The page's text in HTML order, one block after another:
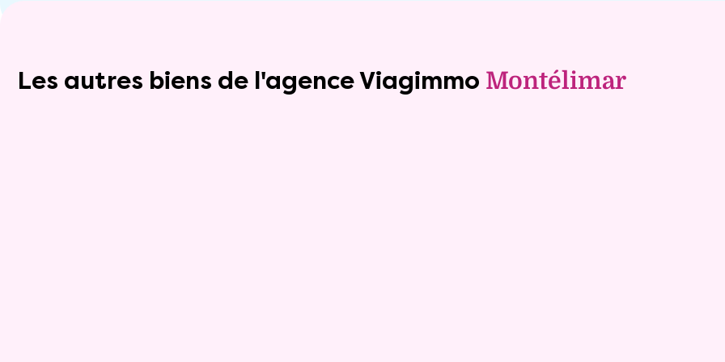
Les autres biens de l'agence Viagimmo Montélimar